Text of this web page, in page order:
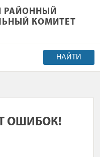
РАЙОННЫЙ
РАЙОННЫЙ
КОМИТЕТ
НАЙТИ
ОШИБОК!